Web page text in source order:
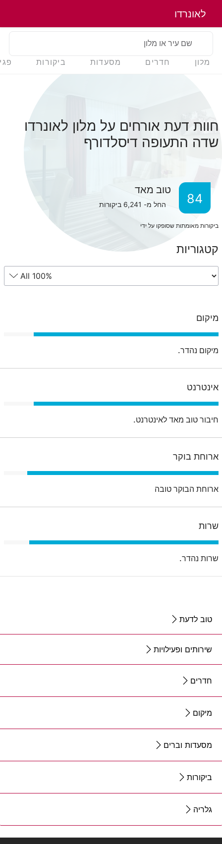
לאונרדו
שם עיר או מלון
מלון חדרים מסעדות ביקורות
חוות דעת אורחים על מלון לאונרדו
שדה התעופה דיסלדורף
84
טוב מאד
החל מ- 6,241 ביקורות
ביקורות מאומתות שסופקו על ידי
קטגוריות
מיקום
מיקום נהדר.
אינטרנט
חיבור טוב מאד לאינטרנט.
ארוחת בוקר
ארוחת הבוקר טובה
שרות
שרות נהדר.
טוב לדעת
שירותים ופעילויות
חדרים
מיקום
מסעדות וברים
ביקורות
גלריה